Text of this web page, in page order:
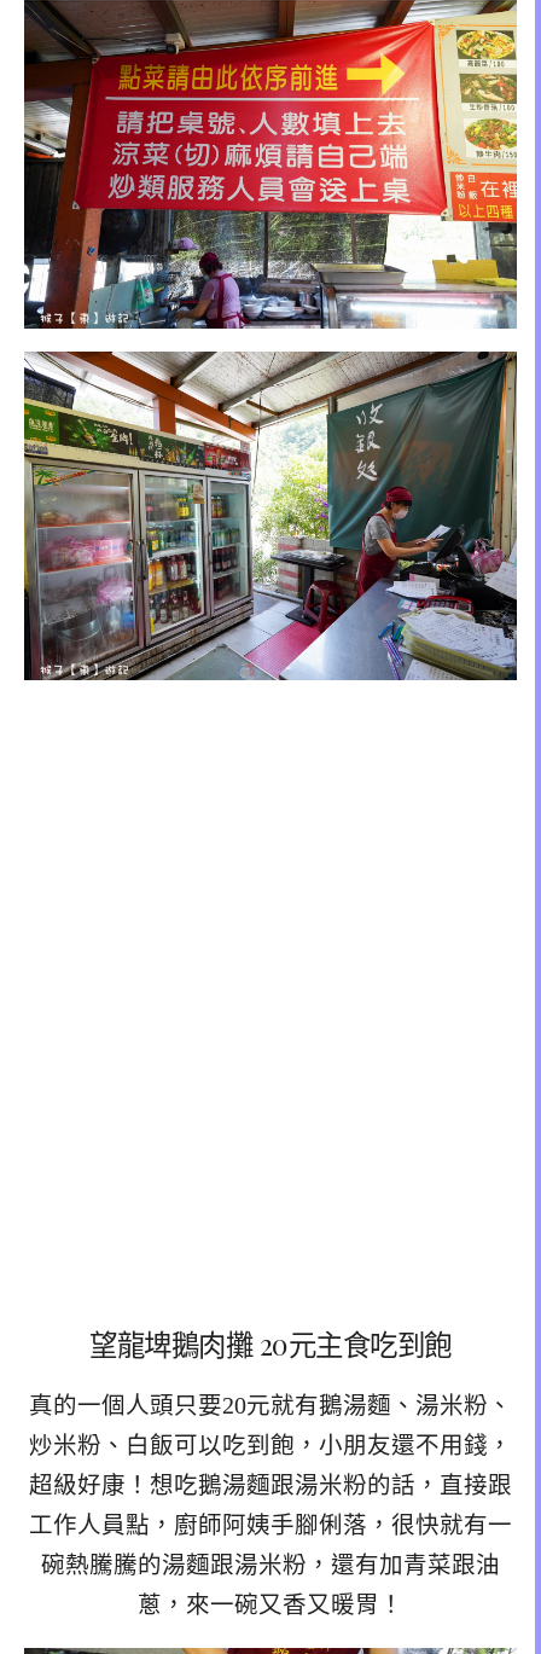
望龍埤鵝肉攤 20元主食吃到飽
真的一個人頭只要20元就有鵝湯麵、湯米粉、
炒米粉、白飯可以吃到飽，小朋友還不用錢，
超級好康！想吃鵝湯麵跟湯米粉的話，直接跟
工作人員點，廚師阿姨手腳俐落，很快就有一
碗熱騰騰的湯麵跟湯米粉，還有加青菜跟油
蔥，來一碗又香又暖胃！